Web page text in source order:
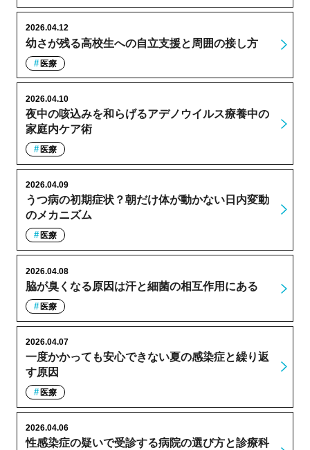
幼さが残る高校生への自立支援と周囲の接し方
2026.04.12
医療
夜中の咳込みを和らげるアデノウイルス療養中の
家庭内ケア術
2026.04.10
医療
うつ病の初期症状？朝だけ体が動かない日内変動
のメカニズム
2026.04.09
医療
脇が臭くなる原因は汗と細菌の相互作用にある
2026.04.08
医療
一度かかっても安心できない夏の感染症と繰り返
す原因
2026.04.07
医療
性感染症の疑いで受診する病院の選び方と診療科
2026.04.06